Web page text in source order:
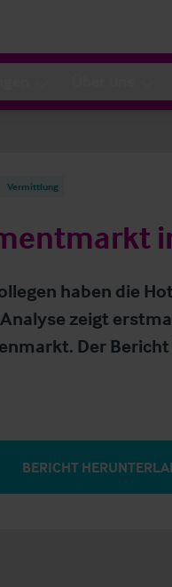
Vermittlung
haben die
zeigt
Der
BERICHT